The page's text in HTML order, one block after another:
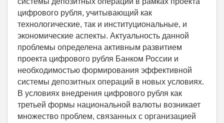
цифрового рубля, учитывающий как
технологические, так и институциональные, и
экономические аспекты. Актуальность данной
проблемы определена активным развитием
проекта цифрового рубля Банком России и
необходимостью формирования эффективной
системы депозитных операций в новых условиях.
В условиях внедрения цифрового рубля как
третьей формы национальной валюты возникает
множество проблем, связанных с организацией